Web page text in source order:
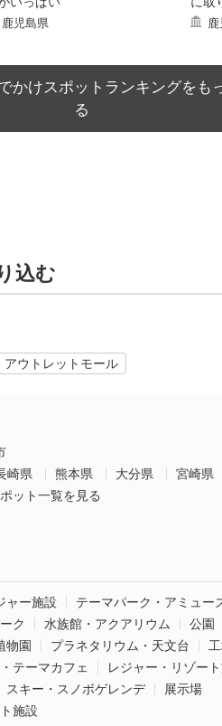
鹿児島県
かけスポットランキングをも
る
込む
アウトレットモール
崎県 熊本県 大分県 宮崎県
ット一覧を見る
ャー施設
テーマパーク・アミュー
ク
水族館・アクアリウム 公園
物園 プラネタリウム・天文台
テーマカフェ
レジャー・リゾー
スキー・スノボゲレンデ
展示場
施設